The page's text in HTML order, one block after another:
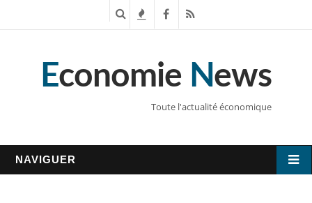
c n
F
c
R
S
Economie News
Toute l'actualité économique
NAVIGUER